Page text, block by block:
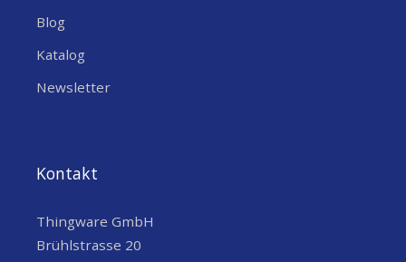
Blog
Katalog
Newsletter
Kontakt
Thingware GmbH
Brühlstrasse 20